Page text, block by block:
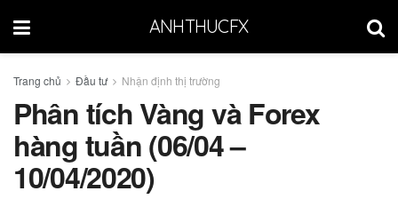
ANHTHUCFX
Trang chủ Đầu tư Nhận định thị trường
Phân tích Vàng và Forex
hàng tuần (06/04 –
10/04/2020)